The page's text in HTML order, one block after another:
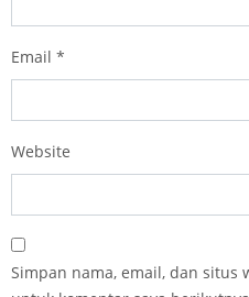
Email *
Website
Simpan nama, email, dan situs